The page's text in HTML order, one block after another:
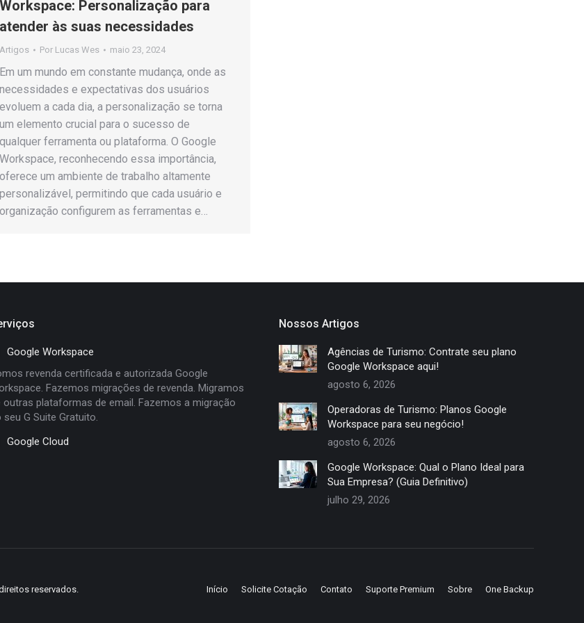
Workspace: Personalização para
atender às suas necessidades
Artigos Por Lucas Wes maio 23, 2024
Em um mundo em constante mudança, onde as
necessidades e expectativas dos usuários
evoluem a cada dia, a personalização se torna
um elemento crucial para o sucesso de
qualquer ferramenta ou plataforma. O Google
Workspace, reconhecendo essa importância,
oferece um ambiente de trabalho altamente
personalizável, permitindo que cada usuário e
organização configurem as ferramentas e…
Google Workspace
revenda certificada e autorizada Google
Fazemos migrações de revenda. Migramos
outras plataformas de email. Fazemos a migração
seu G Suite Gratuito.
Google Cloud
Nossos Artigos
Agências de Turismo: Contrate seu plano
Google Workspace aqui!
agosto 6, 2026
Operadoras de Turismo: Planos Google
Workspace para seu negócio!
agosto 6, 2026
Google Workspace: Qual o Plano Ideal para
Sua Empresa? (Guia Definitivo)
julho 29, 2026
reservados. Início Solicite Cotação Contato Suporte Premium Sobre One Backup